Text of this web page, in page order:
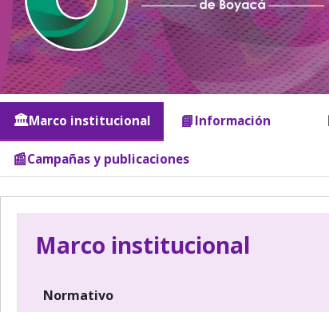
🏛️Marco institucional 📘 Información
📰Campañas y publicaciones
Marco institucional
Normativo